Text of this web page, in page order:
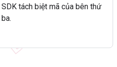
SDK tách biệt mã của bên thứ
ba.